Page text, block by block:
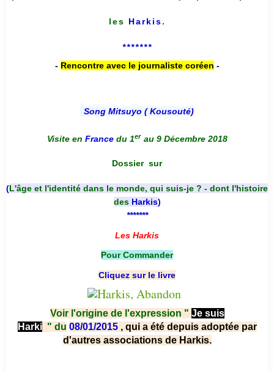
les Harkis.
*******
- Rencontre avec le journaliste coréen -
Song Mitsuyo ( Kousouté)
Visite en France du 1er au 9 Décembre 2018
Dossier sur
(L'âge et l'identité dans le monde, qui suis-je ? - dont l'histoire
des Harkis)
*******
Les Harkis
Pour Commander
Cliquez sur le livre
Voir l'origine de l'expression " Je suis
Harki " du 08/01/2015 , qui a été depuis adoptée par
d'autres associations de Harkis.